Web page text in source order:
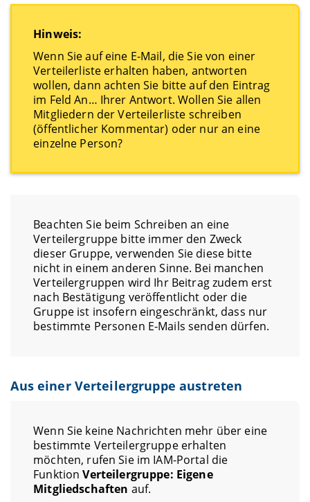
Hinweis:
Wenn Sie auf eine E-Mail, die Sie von einer
Verteilerliste erhalten haben, antworten
wollen, dann achten Sie bitte auf den Eintrag
im Feld An… Ihrer Antwort. Wollen Sie allen
Mitgliedern der Verteilerliste schreiben
(öffentlicher Kommentar) oder nur an eine
einzelne Person?
Beachten Sie beim Schreiben an eine
Verteilergruppe bitte immer den Zweck
dieser Gruppe, verwenden Sie diese bitte
nicht in einem anderen Sinne. Bei manchen
Verteilergruppen wird Ihr Beitrag zudem erst
nach Bestätigung veröffentlicht oder die
Gruppe ist insofern eingeschränkt, dass nur
bestimmte Personen E-Mails senden dürfen.
Aus einer Verteilergruppe austreten
Wenn Sie keine Nachrichten mehr über eine
bestimmte Verteilergruppe erhalten
möchten, rufen Sie im IAM-Portal die
FunktionVerteilergruppe: Eigene
Mitgliedschaften auf.